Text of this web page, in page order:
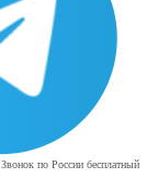
Звонок по России бесплатный